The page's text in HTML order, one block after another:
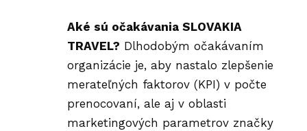
Aké sú očakávania SLOVAKIA
TRAVEL? Dlhodobým očakávaním
organizácie je, aby nastalo zlepšenie
merateľných faktorov (KPI) v počte
prenocovaní, ale aj v oblasti
marketingových parametrov značky